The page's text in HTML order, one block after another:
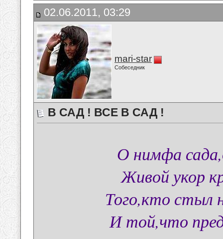
02.06.2011, 03:29
mari-star
Собеседник
В САД ! ВСЕ В САД !
О нимфа
Живой укор
Того,кто стыл
И той,что